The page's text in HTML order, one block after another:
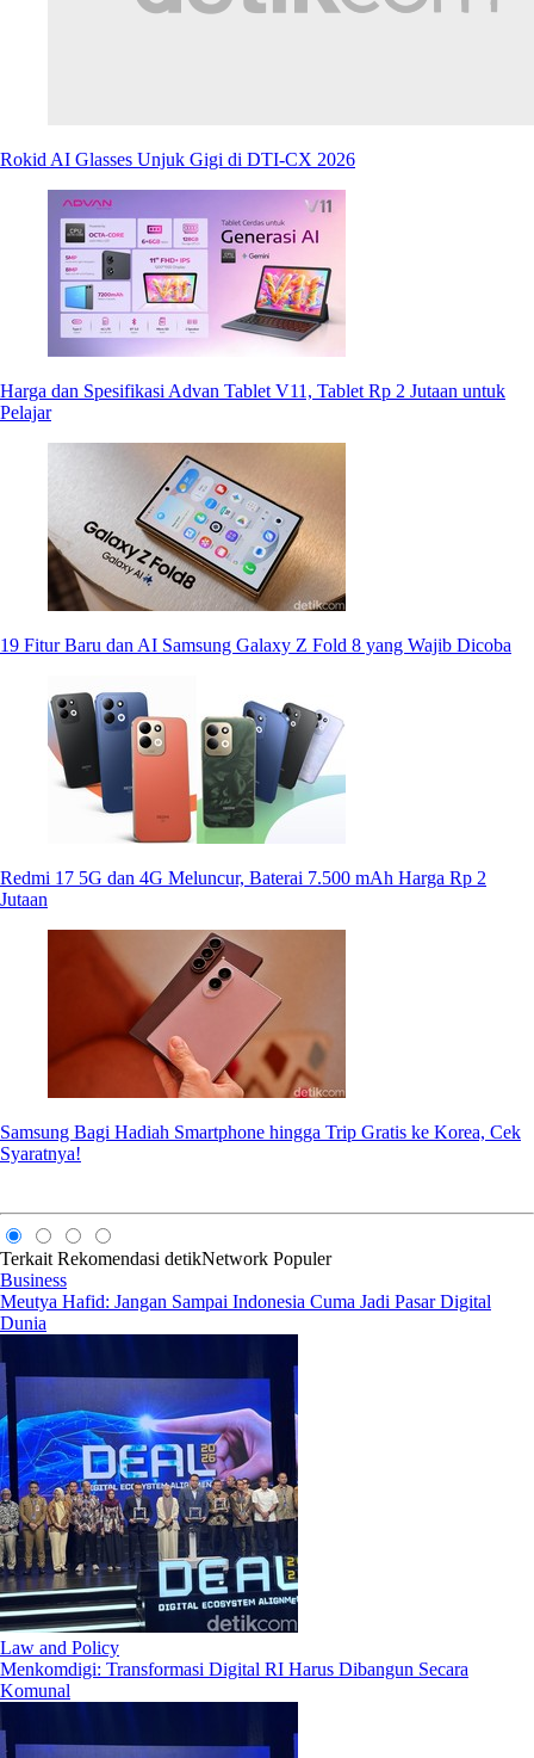
Rokid AI Glasses Unjuk Gigi di DTI-CX 2026
Harga dan Spesifikasi Advan Tablet V11, Tablet Rp 2 Jutaan untuk
Pelajar
19 Fitur Baru dan AI Samsung Galaxy Z Fold 8 yang Wajib Dicoba
Redmi 17 5G dan 4G Meluncur, Baterai 7.500 mAh Harga Rp 2
Jutaan
Samsung Bagi Hadiah Smartphone hingga Trip Gratis ke Korea, Cek
Syaratnya!
Terkait Rekomendasi detikNetwork Populer
Business
Meutya Hafid: Jangan Sampai Indonesia Cuma Jadi Pasar Digital
Dunia
Law and Policy
Menkomdigi: Transformasi Digital RI Harus Dibangun Secara
Komunal